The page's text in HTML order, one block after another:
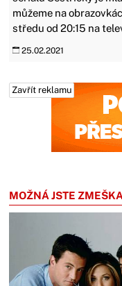
můžeme na
středu od 20:15 na
25.02.2021
Zavřít reklamu
MOŽNÁ JSTE